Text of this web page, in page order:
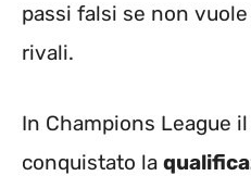
passi falsi se non
rivali.
In Champions League
conquistato la